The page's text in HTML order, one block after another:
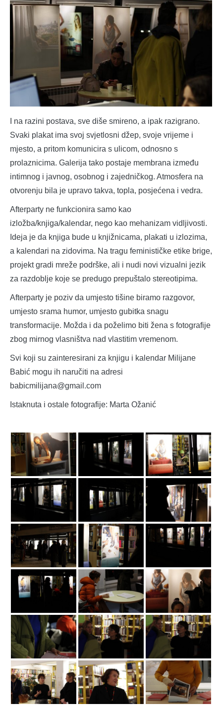
I na razini postava, sve diše smireno, a ipak razigrano.
Svaki plakat ima svoj svjetlosni džep, svoje vrijeme i
mjesto, a pritom komunicira s ulicom, odnosno s
prolaznicima. Galerija tako postaje membrana između
intimnog i javnog, osobnog i zajedničkog. Atmosfera na
otvorenju bila je upravo takva, topla, posjećena i vedra.
Afterparty ne funkcionira samo kao
izložba/knjiga/kalendar, nego kao mehanizam vidljivosti.
Ideja je da knjiga bude u knjižnicama, plakati u izlozima,
a kalendari na zidovima. Na tragu feminističke etike brige,
projekt gradi mreže podrške, ali i nudi novi vizualni jezik
za razdoblje koje se predugo prepuštalo stereotipima.
Afterparty je poziv da umjesto tišine biramo razgovor,
umjesto srama humor, umjesto gubitka snagu
transformacije. Možda i da poželimo biti žena s fotografije
zbog mirnog vlasništva nad vlastitim vremenom.
Svi koji su zainteresirani za knjigu i kalendar Milijane
Babić mogu ih naručiti na adresi
babicmilijana@gmail.com
Istaknuta i ostale fotografije: Marta Ožanić